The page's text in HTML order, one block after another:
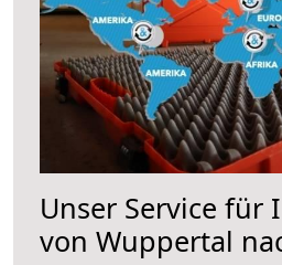
Unser Service für
von Wuppertal